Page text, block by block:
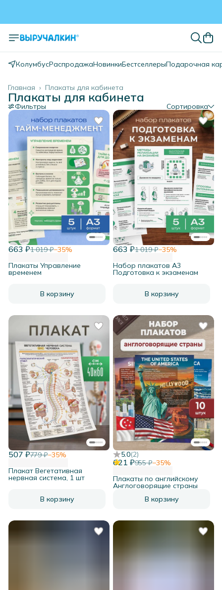
КолумбусРаспродажаНовинкиБестселлерыПодарочная
Плакаты для кабинета
Главная ›
Плакаты для кабинета
Фильтры Сортировка
663 ₽1 019 ₽−35%
Плакаты Управление
временем
В корзину
663 ₽1 019 ₽−35%
Набор плакатов А3
Подготовка к экзаменам
В корзину
507 ₽779 ₽−35%
Плакат Вегетативная
нервная система, 1 шт
В корзину
5.0(2)
621 ₽955 ₽−35%
Плакаты по английскому
Англоговорящие страны
В корзину